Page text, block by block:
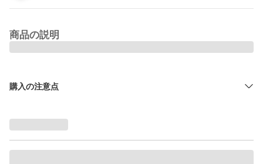
商品の説明
購入の注意点